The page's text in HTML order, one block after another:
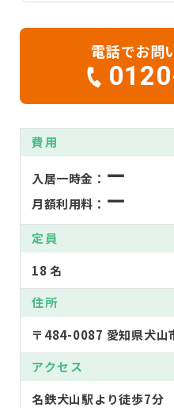
電話でお問
費用
入居一時金： ー
月額利用料： ー
定員
18 名
住所
〒484-0087 愛知県犬山
アクセス
名鉄犬山駅より徒歩7分